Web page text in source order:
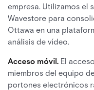
empresa. Utilizamos el
Wavestore para
Ottawa en una
análisis de vídeo.
Acceso móvil. El
miembros del equipo
portones electrónicos